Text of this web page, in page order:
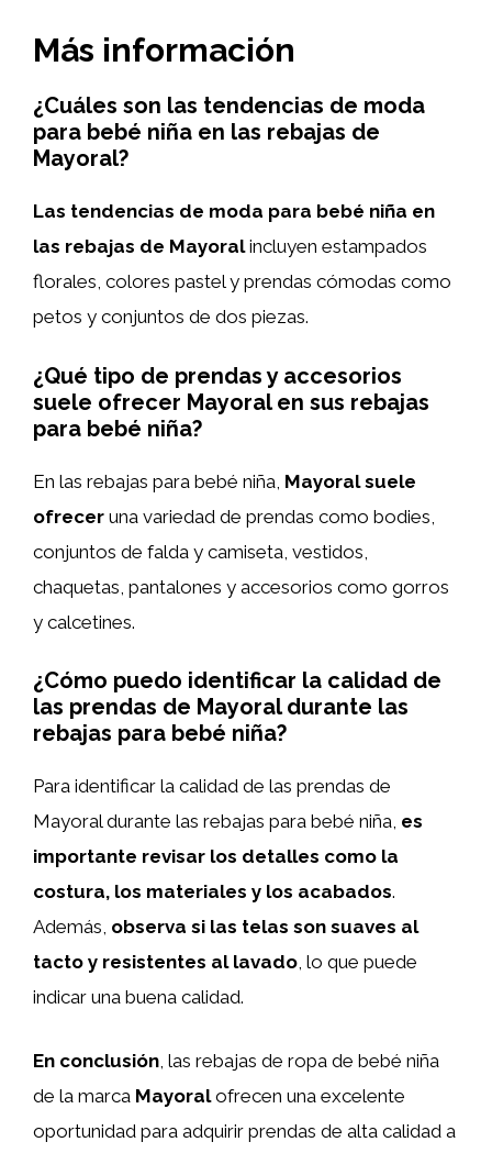
Más información
¿Cuáles son las tendencias de moda
para bebé niña en las rebajas de
Mayoral?
Las tendencias de moda para bebé niña en
las rebajas de Mayoralincluyen estampados
florales, colores pastel y prendas cómodas como
petos y conjuntos de dos piezas.
¿Qué tipo de prendas y accesorios
suele ofrecer Mayoral en sus rebajas
para bebé niña?
En las rebajas para bebé niña, Mayoral suele
ofrecer una variedad de prendas como bodies,
conjuntos de falda y camiseta, vestidos,
chaquetas, pantalones y accesorios como gorros
y calcetines.
¿Cómo puedo identificar la calidad de
las prendas de Mayoral durante las
rebajas para bebé niña?
Para identificar la calidad de las prendas de
Mayoral durante las rebajas para bebé niña, es
importante revisar los detalles como la
costura, los materiales y los acabados.
Además, observa si las telas son suaves al
tacto y resistentes al lavado, lo que puede
indicar una buena calidad.
En conclusión , las rebajas de ropa de bebé niña
de la marca Mayoralofrecen una excelente
oportunidad para adquirir prendas de alta calidad a